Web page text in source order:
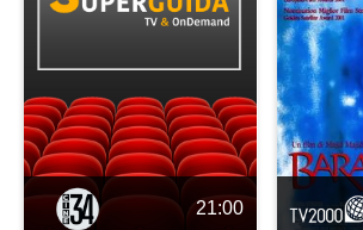
21:00